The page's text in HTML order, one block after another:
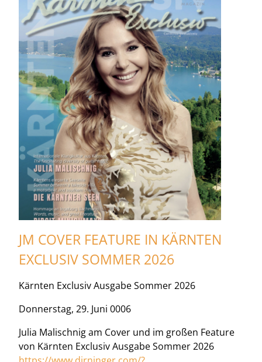
JM COVER FEATURE IN KÄRNTEN
EXCLUSIV SOMMER 2026
Kärnten Exclusiv Ausgabe Sommer 2026
Donnerstag, 29. Juni 0006
Julia Malischnig am Cover und im großen Feature
von Kärnten Exclusiv Ausgabe Sommer 2026